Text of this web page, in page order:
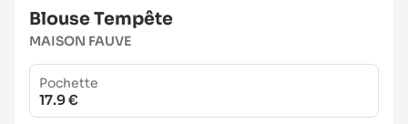
Blouse Tempête
MAISON FAUVE
Pochette
17.9 €